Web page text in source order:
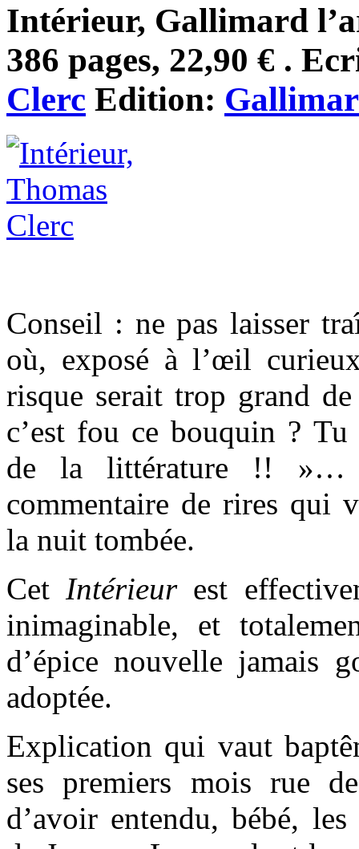
Intérieur, Gallimard
386 pages, 22,90 € .
Clerc Edition:
Conseil : ne pas laisser
où, exposé à l’œil
risque serait trop grand
c’est fou ce bouquin ?
de la littérature !! »…
commentaire de rires qui
la nuit tombée.
Cet Intérieurest
inimaginable, et
d’épice nouvelle jamais
adoptée.
Explication qui vaut
ses premiers mois rue
d’avoir entendu, bébé,